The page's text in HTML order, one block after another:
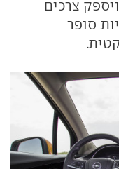
צרכים
לשקיות סופר